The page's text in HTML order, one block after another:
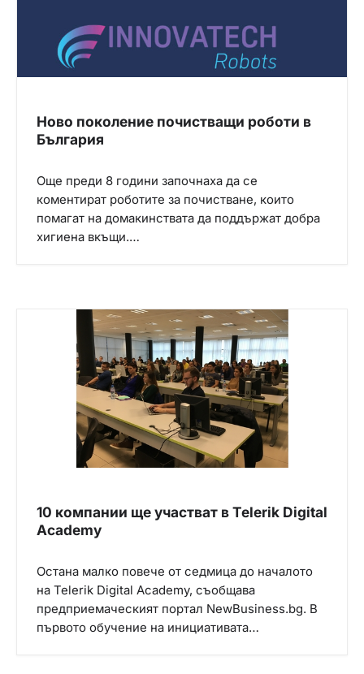
Ново поколение почистващи роботи в
България
Още преди 8 години започнаха да се
коментират роботите за почистване, които
помагат на домакинствата да поддържат добра
хигиена вкъщи.…
10 компании ще участват в Telerik Digital
Academy
Остана малко повече от седмица до началото
на Telerik Digital Academy, съобщава
предприемаческият портал NewBusiness.bg. В
първото обучение на инициативата…